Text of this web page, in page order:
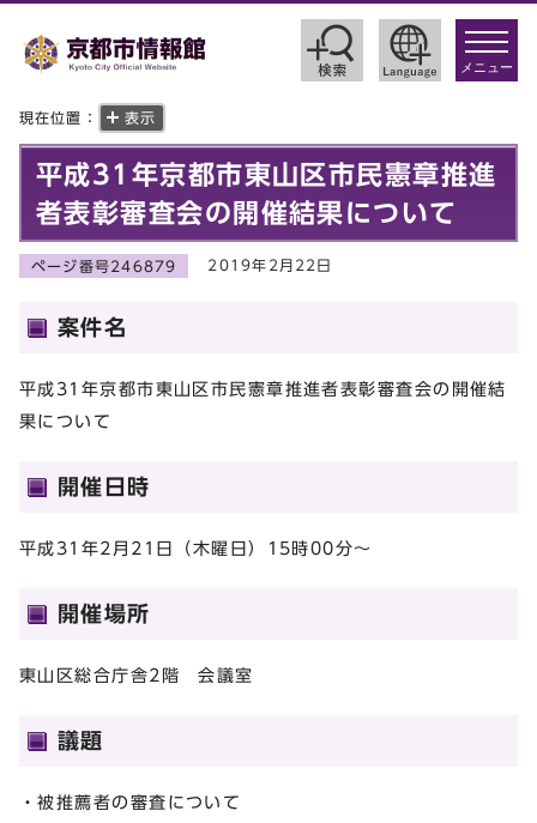
toggle
メニュー
現在位置： 表示
平成31年京都市東山区市民憲章推進
者表彰審査会の開催結果について
ページ番号246879 2019年2月22日
案件名
平成31年京都市東山区市民憲章推進者表彰審査会の開催結
果について
開催日時
平成31年2月21日（木曜日）15時00分～
開催場所
東山区総合庁舎2階 会議室
議題
・被推薦者の審査について